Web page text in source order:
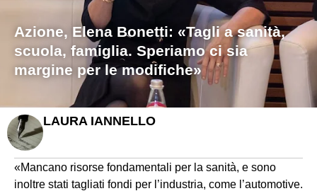
Azione, Elena Bonetti: «Tagli a sanità,
scuola, famiglia. Speriamo ci sia
margine per le modifiche»
LAURA IANNELLO
«Mancano risorse fondamentali per la sanità, e sono
inoltre stati tagliati fondi per l’industria, come l’automotive.